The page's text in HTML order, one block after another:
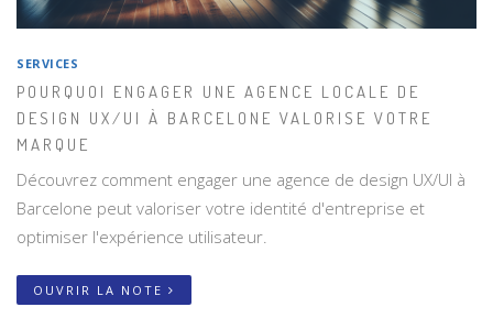
SERVICES
POURQUOI ENGAGER UNE AGENCE LOCALE DE
DESIGN UX/UI À BARCELONE VALORISE VOTRE
MARQUE
Découvrez comment engager une agence de design UX/UI à
Barcelone peut valoriser votre identité d'entreprise et
optimiser l'expérience utilisateur.
OUVRIR LA NOTE